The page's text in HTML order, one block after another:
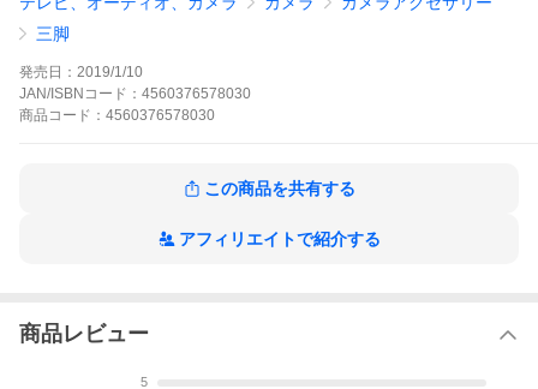
【製品仕様】
●商品名：LX-284CT+XB-38
●段数：4
●脚径：28/25/22/19(mm)
●全伸長：1563mm
●収納高：460mm
●最低高：113mm
●雲台取付ネジ：UNC3/8（太ネジ）
●付属品：専用メンテナンス工具、専用キャリーバッグ、スパイク
●雲台質量：368g
※詳しくはメーカーサイトをご確認下さい。
三脚
発売日： 2019/1/10
JAN/ISBNコード： 4560376578030
商品 コード： 4560376578030
この商品を共有する
アフィリエイトで紹介する
商品レビュー
5